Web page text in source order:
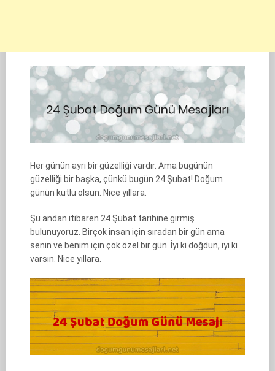
Her günün ayrı bir güzelliği vardır. Ama bugünün
güzelliği bir başka, çünkü bugün 24 Şubat! Doğum
günün kutlu olsun. Nice yıllara.
Şu andan itibaren 24 Şubat tarihine girmiş
bulunuyoruz. Birçok insan için sıradan bir gün ama
senin ve benim için çok özel bir gün. İyi ki doğdun, iyi ki
varsın. Nice yıllara.